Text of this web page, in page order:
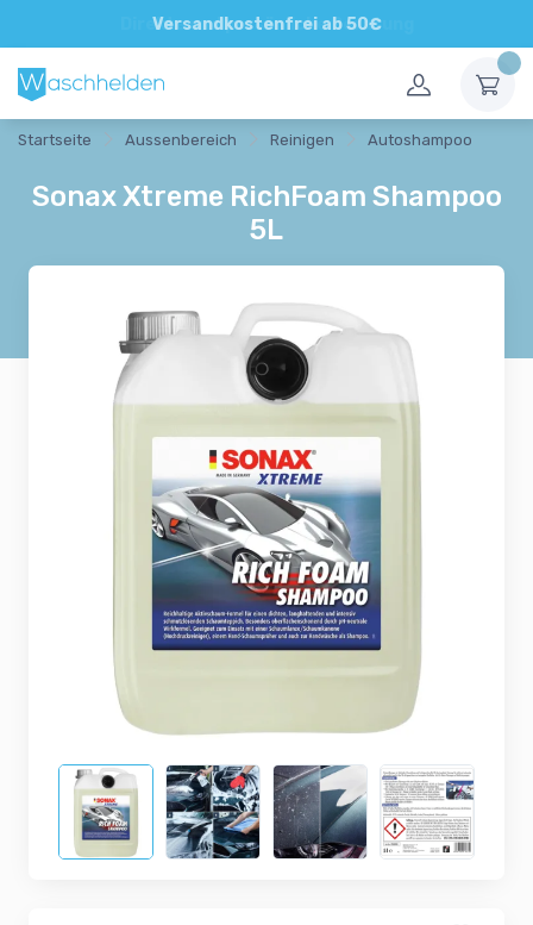
Versandkostenfrei ab 50€
Direkte und persönliche Beratung
Startseite Aussenbereich Reinigen Autoshampoo
Sonax Xtreme RichFoam Shampoo
5L